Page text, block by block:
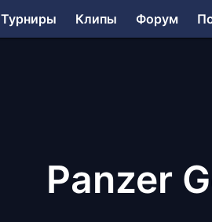
Турниры Клипы Форум
Panzer